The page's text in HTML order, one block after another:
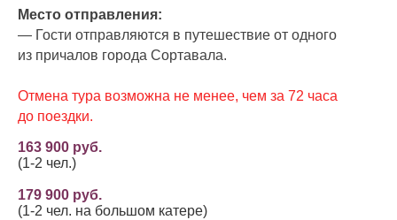
Место отправления:
— Гости отправляются в путешествие от одного
из причалов города Сортавала.
Отмена тура возможна не менее, чем за 72 часа
до поездки.
163 900 руб.
(1-2 чел.)
179 900 руб.
(1-2 чел. на большом катере)